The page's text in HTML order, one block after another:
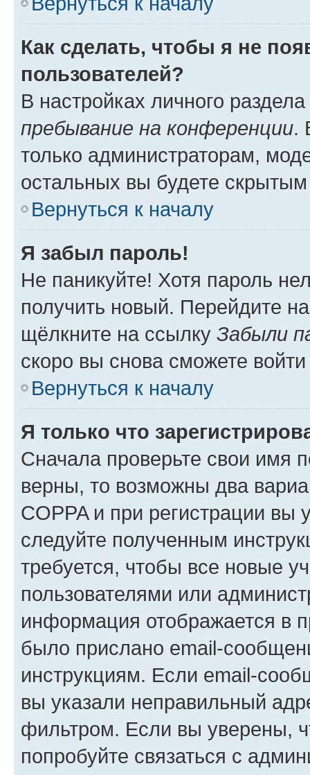
Как сделать, чтобы я не
пользователей?
В настройках личного
пребывание на конференции.
только администраторам,
остальных вы будете
Вернуться к началу
Я забыл пароль!
Не паникуйте! Хотя пароль
получить новый. Перейдите
щёлкните на ссылку Забыли
скоро вы снова сможете
Вернуться к началу
Я только что
Сначала проверьте свои имя
верны, то возможны два
COPPA и при регистрации вы
следуйте полученным
требуется, чтобы все новые
пользователями или
информация отображается в
было прислано email-
инструкциям. Если email-
вы указали неправильный
фильтром. Если вы уверены,
попробуйте связаться с